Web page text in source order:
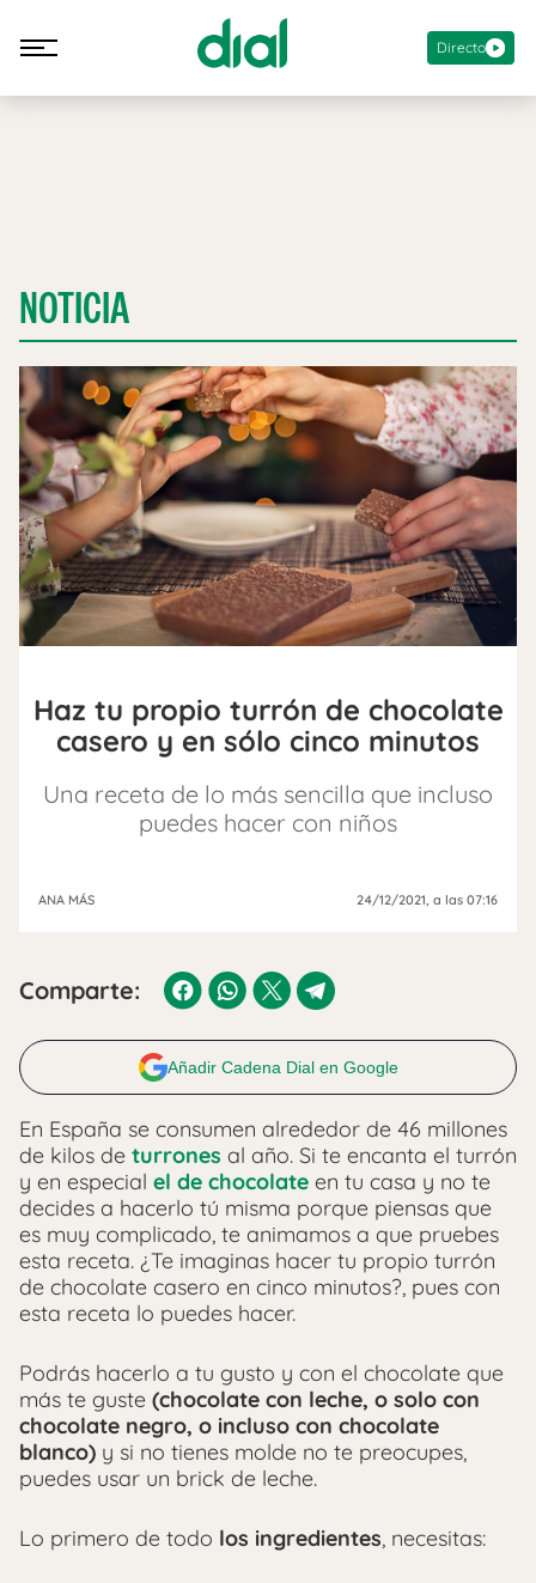
Directo
NOTICIA
Haz tu propio turrón de chocolate
casero y en sólo cinco minutos
Una receta de lo más sencilla que incluso
puedes hacer con niños
ANA MÁS 24/12/2021, a las 07:16
Comparte:
Añadir Cadena Dial en Google
En España se consumen alrededor de 46 millones
de kilos de turrones al año. Si te encanta el turrón
y en especial el de chocolate en tu casa y no te
decides a hacerlo tú misma porque piensas que
es muy complicado, te animamos a que pruebes
esta receta. ¿Te imaginas hacer tu propio turrón
de chocolate casero en cinco minutos?, pues con
esta receta lo puedes hacer.
Podrás hacerlo a tu gusto y con el chocolate que
más te guste (chocolate con leche, o solo con
chocolate negro, o incluso con chocolate
blanco) y si no tienes molde no te preocupes,
puedes usar un brick de leche.
Lo primero de todo los ingredientes, necesitas: